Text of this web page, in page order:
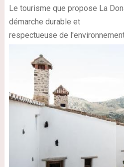
Le tourisme que propose La
démarche durable et
respectueuse de